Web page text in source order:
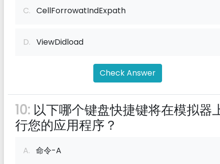
C. CellForrowatIndExpath
D. ViewDidload
Check Answer
10: 以下哪个键盘快捷键将在模拟器
行您的应用程序？
A. 命令-A